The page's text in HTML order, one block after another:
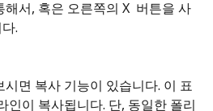
서, 혹은 오른쪽의 X  버튼을 사
.
면 복사 기능이 있습니다. 이 표
인이 복사됩니다. 단, 동일한 폴리